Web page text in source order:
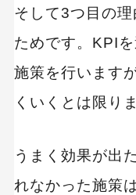
そして3つ目の
ためです。KPI
施策を行います
くいくとは限り
うまく効果が出
れなかった施策